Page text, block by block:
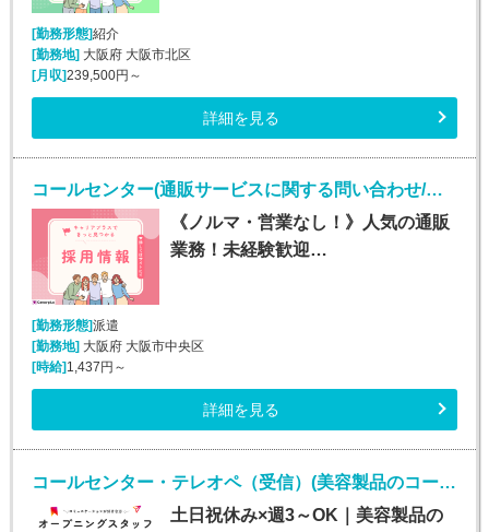
[勤務形態]紹介
[勤務地]大阪府 大阪市北区
[月収]239,500円～
詳細を見る
コールセンター(通販サービスに関する問い合わせ/平日のみ/未経験OK)
《ノルマ・営業なし！》人気の通販
業務！未経験歓迎…
[勤務形態]派遣
[勤務地] 大阪府 大阪市中央区
[時給] 1,437円～
詳細を見る
コールセンター・テレオペ（受信）(美容製品のコールセンタースタッフ)
土日祝休み×週3～OK｜美容製品の